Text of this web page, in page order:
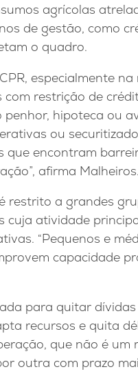
agrícolas
de gestão, como
o quadro.
especialmente
restrição de
hipoteca ou
ou
encontram
afirma Malheiros.
restrito a grandes
cuja atividade
“Pequenos e
capacidade
para quitar
recursos e quita
que não é
outra com prazo